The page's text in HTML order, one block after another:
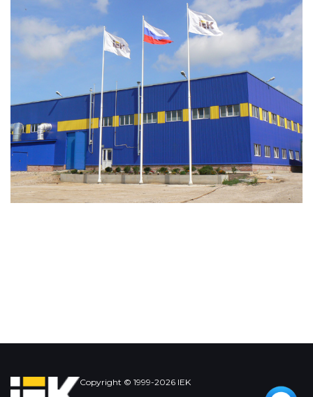
Copyright © 1999-2026 IEK